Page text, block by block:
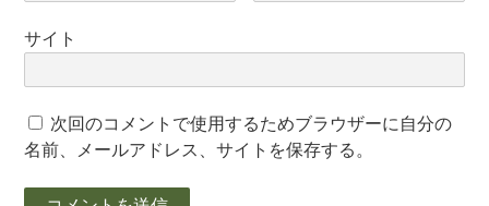
サイト
次回のコメントで使用するためブラウザーに自分の
名前、メールアドレス、サイトを保存する。